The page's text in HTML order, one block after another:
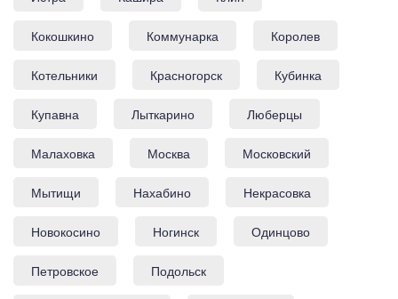
Кокошкино Коммунарка Королев
Котельники Красногорск Кубинка
Купавна Лыткарино Люберцы
Малаховка Москва Московский
Мытищи Нахабино Некрасовка
Новокосино Ногинск Одинцово
Петровское Подольск